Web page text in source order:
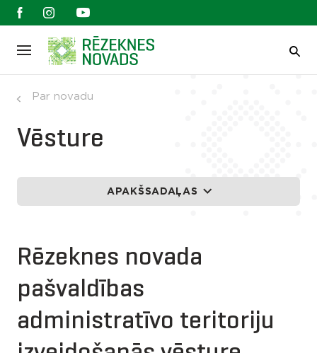
Par novadu
Vēsture
APAKŠSADAĻAS
Rēzeknes novada
pašvaldības
administratīvo teritoriju